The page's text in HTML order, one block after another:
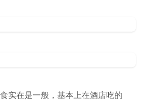
实在是一般，基本上在酒店吃的